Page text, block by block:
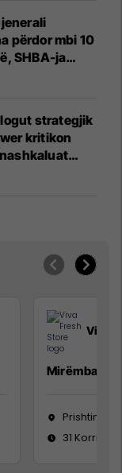
përdor mbi 10
SHBA-ja
në
strategjik
kritikon
KFOR-it
Viva
Prishtinë
31 Korrik